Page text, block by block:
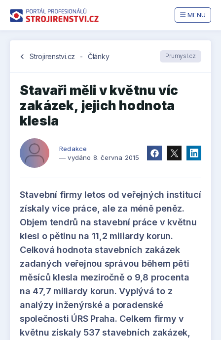
MENU
chevron_left Strojirenstvi.cz - Články Prumysl.cz
Stavaři měli v květnu víc
zakázek, jejich hodnota
klesla
Redakce
— vydáno 8. června 2015
Stavební firmy letos od veřejných institucí
získaly více práce, ale za méně peněz.
Objem tendrů na stavební práce v květnu
klesl o pětinu na 11,2 miliardy korun.
Celková hodnota stavebních zakázek
zadaných veřejnou správou během pěti
měsíců klesla meziročně o 9,8 procenta
na 47,7 miliardy korun. Vyplývá to z
analýzy inženýrské a poradenské
společnosti ÚRS Praha. Celkem firmy v
květnu získaly 537 stavebních zakázek,